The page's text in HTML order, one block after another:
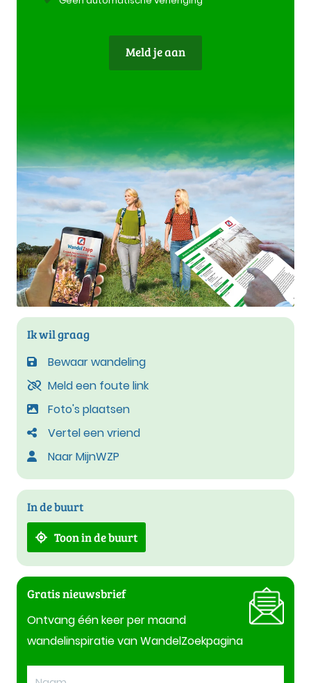
Meld je aan
Ik wil graag
Bewaar wandeling
Meld een foute link
Foto's plaatsen
Vertel een vriend
Naar MijnWZP
In de buurt
Toon in de buurt
Gratis nieuwsbrief
Ontvang één keer per maand
wandelinspiratie van WandelZoekpagina